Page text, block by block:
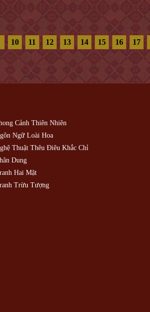
10 11 12 13 14 15 16 17
Cảnh Thiên Nhiên
Ngữ Loài Hoa
Thuật Thêu Điêu Khắc Chỉ
Dung
Hai Mặt
Trừu Tượng